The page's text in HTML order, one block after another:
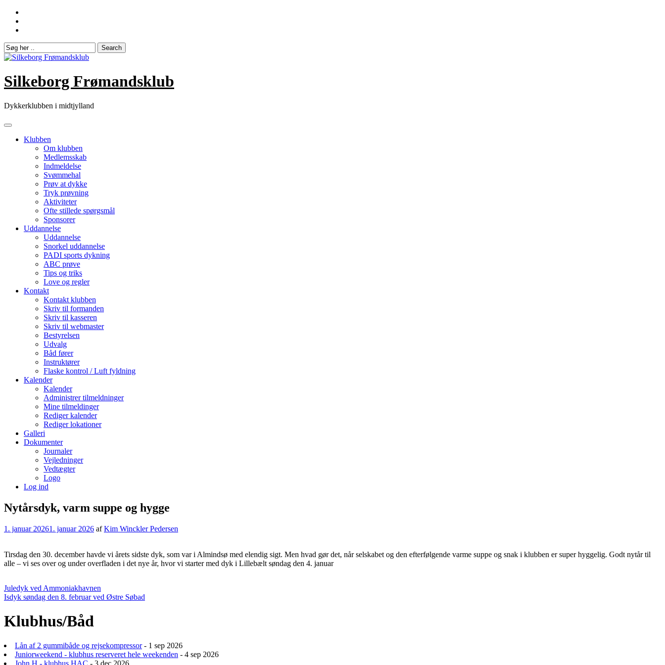
Skip
content
Silkeborg Frømandsklub
Dykkerklubben i midtjylland
Klubben
Om klubben
Medlemsskab
Indmeldelse
Svømmehal
Prøv at dykke
Tryk prøvning
Aktiviteter
Ofte stillede spørgsmål
Sponsorer
Uddannelse
Uddannelse
Snorkel uddannelse
PADI sports dykning
ABC prøve
Tips og triks
Love og regler
Kontakt
Kontakt klubben
Skriv til formanden
Skriv til kasseren
Skriv til webmaster
Bestyrelsen
Udvalg
Båd fører
Instruktører
Flaske kontrol / Luft fyldning
Kalender
Kalender
Administrer tilmeldninger
Mine tilmeldinger
Rediger kalender
Rediger lokationer
Galleri
Dokumenter
Journaler
Vejledninger
Vedtægter
Logo
Log ind
Nytårsdyk, varm suppe og hygge
1. januar 20261. januar 2026 afKim Winckler Pedersen
Tirsdag den 30. december havde vi årets sidste dyk, som var i Almindsø med elendig sigt. Men hvad gør det, når selskabet og den efterfølgende varme suppe og snak i klubben er super hyggelig. Godt nytår til
alle – vi ses over og under overfladen i det nye år, hvor vi starter med dyk i Lillebælt søndag den 4. januar
Indlægsnavigation
Juledyk ved Ammoniakhavnen
Isdyk søndag den 8. februar ved Østre Søbad
Klubhus/Båd
Lån af 2 gummibåde og rejsekompressor- 1 sep 2026
Juniorweekend - klubhus reserveret hele weekenden - 4 sep 2026
John H - klubhus HAC - 3 dec 2026